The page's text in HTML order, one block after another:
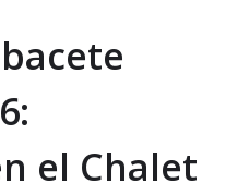
el Chalet